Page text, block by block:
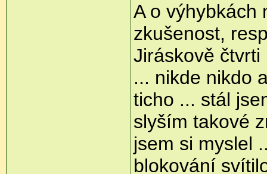
A o výhybkách
zkušenost,
Jiráskově
... nikde nikdo
ticho ... stál
slyším takové
jsem si myslel
blokování